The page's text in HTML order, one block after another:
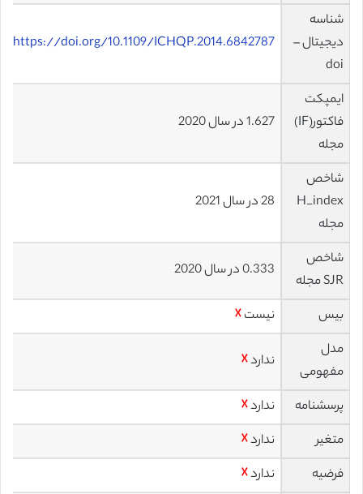
شناسه
دیجیتال –
doi
https://doi.org/10.1109/ICHQP.2014.6842787
ایمپکت
فاکتور(IF)
مجله
1.627 در سال 2020
شاخص
H_index
مجله
28 در سال 2021
شاخص
SJR مجله
0.333 در سال 2020
بیس نیست☓
مدل
مفهومی
ندارد☓
پرسشنامه ندارد☓
متغیر
ندارد☓
فرضیه
ندارد☓